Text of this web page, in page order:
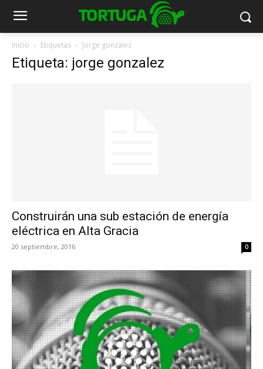
Inicio Etiquetas Jorge gonzalez
Etiqueta: jorge gonzalez
Construirán una sub estación de energía
eléctrica en Alta Gracia
20 septiembre, 2016 0